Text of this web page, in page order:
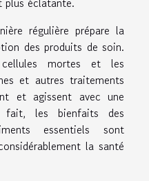
régulière prépare la
des produits de soin.
mortes et les
et autres traitements
et agissent avec une
les bienfaits des
essentiels sont
la santé